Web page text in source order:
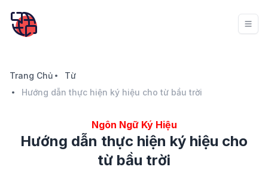
Trang Chủ
Từ
Hướng dẫn thực hiện ký hiệu cho từ bầu trời
Ngôn Ngữ Ký Hiệu
Hướng dẫn thực hiện ký hiệu cho
từ bầu trời